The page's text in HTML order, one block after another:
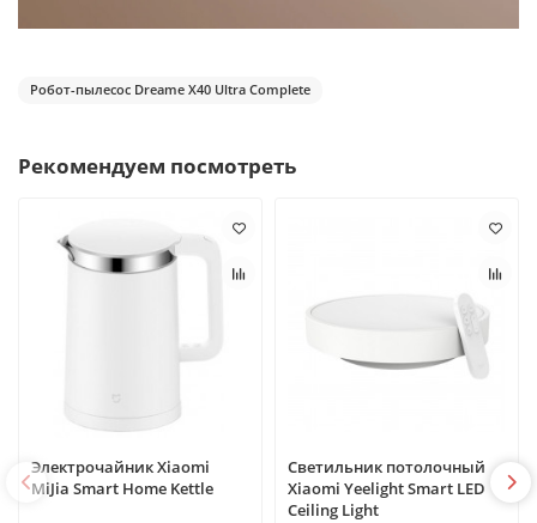
Робот-пылесос Dreame X40 Ultra Complete
Рекомендуем посмотреть
Электрочайник Xiaomi
MiJia Smart Home Kettle
Светильник потолочный
Xiaomi Yeelight Smart LED
Ceiling Light